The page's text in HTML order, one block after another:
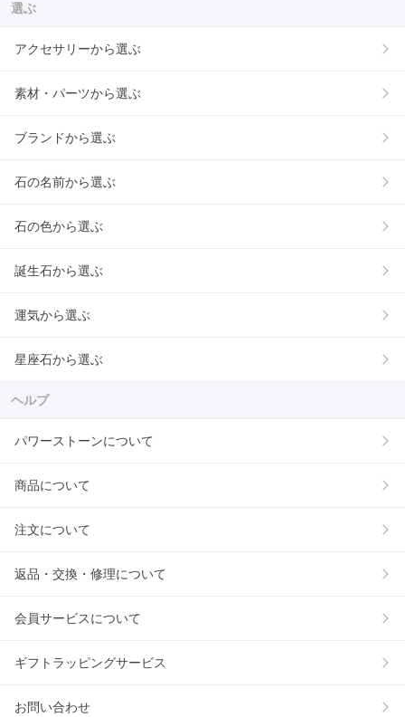
選ぶ
アクセサリーから選ぶ
素材・パーツから選ぶ
ブランドから選ぶ
石の名前から選ぶ
石の色から選ぶ
誕生石から選ぶ
運気から選ぶ
星座石から選ぶ
ヘルプ
パワーストーンについて
商品について
注文について
返品・交換・修理について
会員サービスについて
ギフトラッピングサービス
お問い合わせ